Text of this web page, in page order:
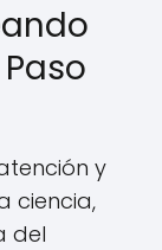
y
ciencia,
del